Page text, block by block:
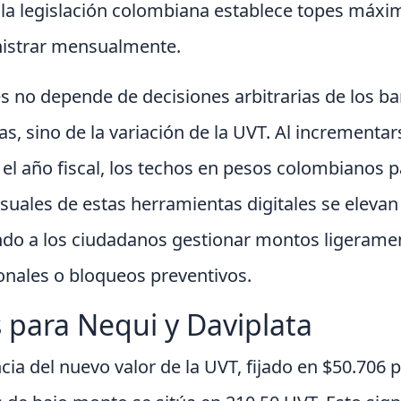
legislación colombiana establece topes
mensualmente.
no depende de decisiones arbitrarias de los
sino de la variación de la UVT. Al
año fiscal, los techos en pesos colombianos
de estas herramientas digitales se
a los ciudadanos gestionar montos
o bloqueos preventivos.
Nequi y Daviplata
del nuevo valor de la UVT, fijado en $50.706